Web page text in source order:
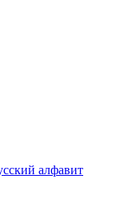
алфавит